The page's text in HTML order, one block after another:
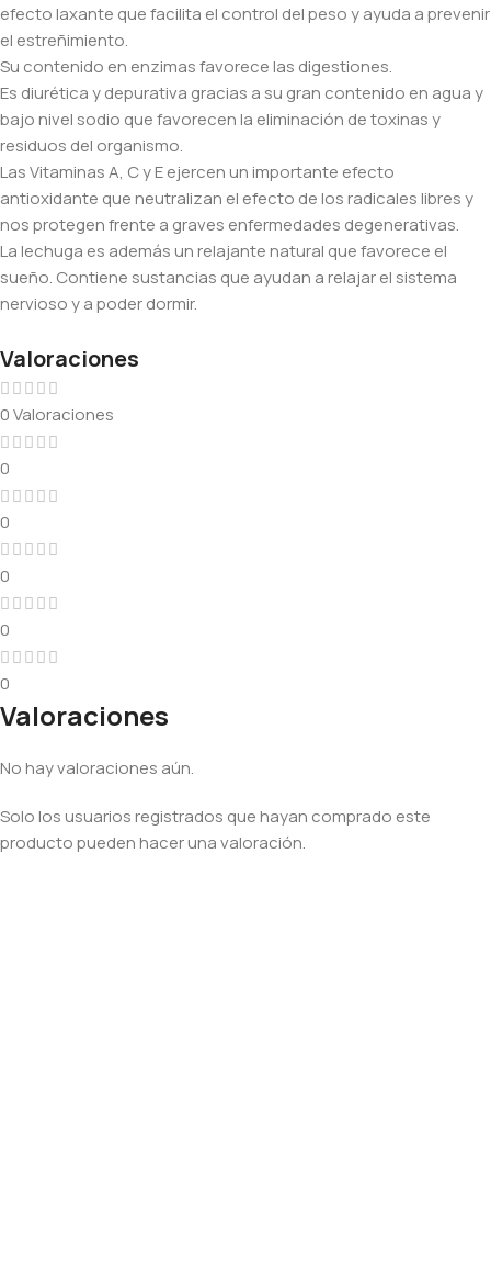
efecto laxante que facilita el control del peso y ayuda a prevenir
el estreñimiento.
Su contenido en enzimas favorece las digestiones.
Es diurética y depurativa gracias a su gran contenido en agua y
bajo nivel sodio que favorecen la eliminación de toxinas y
residuos del organismo.
Las Vitaminas A, C y E ejercen un importante efecto
antioxidante que neutralizan el efecto de los radicales libres y
nos protegen frente a graves enfermedades degenerativas.
La lechuga es además un relajante natural que favorece el
sueño. Contiene sustancias que ayudan a relajar el sistema
nervioso y a poder dormir.
Valoraciones
0 Valoraciones
0
0
0
0
0
Valoraciones
No hay valoraciones aún.
Solo los usuarios registrados que hayan comprado este
producto pueden hacer una valoración.